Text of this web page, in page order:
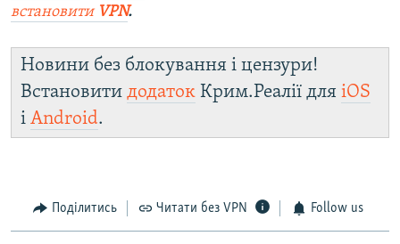
встановити VPN.
Новини без блокування і цензури!
Встановити додаток Крим.Реалії для iOS
і Android.
Поділитись Читати без VPN Follow us